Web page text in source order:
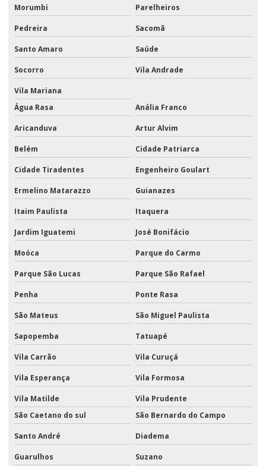
Transporte aéreo e terrestre
Transporte aéreo valor
Transporte logístico para ações promocionais
Transporte de material promocional
Transporte de material promocional em sp
Transporte e movimentação de materiais
Transporte promocional
Morumbi Parelheiros
Pedreira Sacomã
Santo Amaro Saúde
Socorro Vila Andrade
Vila Mariana
Água Rasa
Anália Franco
Aricanduva Artur Alvim
Belém Cidade Patriarca
Cidade Tiradentes Engenheiro Goulart
Ermelino Matarazzo Guianazes
Itaim Paulista Itaquera
Jardim Iguatemi José Bonifácio
Moóca Parque do Carmo
Parque São Lucas Parque São Rafael
Penha Ponte Rasa
São Mateus São Miguel Paulista
Sapopemba Tatuapé
Vila Carrão Vila Curuçá
Vila Esperança Vila Formosa
Vila Matilde
Vila Prudente
São Caetano do sul
São Bernardo do Campo
Santo André Diadema
Guarulhos Suzano